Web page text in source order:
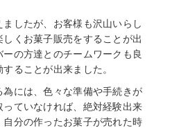
したが、お客様も沢山いらし
くお菓子販売をすることが出
の方達とのチームワークも良
ることが出来ました。
には、色々な準備や手続きが
っていなければ、絶対経験出来
自分の作ったお菓子が売れた時